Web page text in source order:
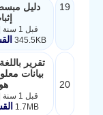
19
دليل
345.5KB
20
تقرير
بيانات
1.7MB